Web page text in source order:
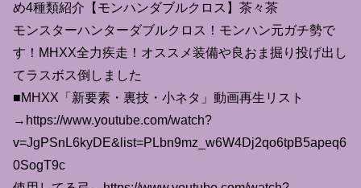
め4種類紹介【モンハンダブルクロス】茶々茶
モンスターハンターダブルクロス！モンハン元ガチ勢で
す！MHXX全力疾走！オススメ装備や良おま掘り投げ出し
てラスボス倒しました
■MHXX「新要素・裏技・小ネタ」動画再生リスト
→https://www.youtube.com/watch?
v=JgPSnL6kyDE&list=PLbn9mz_w6W4Dj2qo6tpB5apeq6
0SogT9c